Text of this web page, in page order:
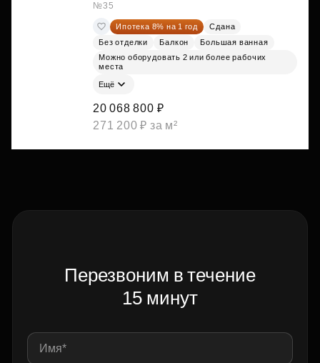
№35
Ипотека 8% на 1 год
Сдана
Без отделки
Балкон
Большая ванная
Можно оборудовать 2 или более рабочих
места
Ещё
20 068 800 ₽
271 200 ₽ за м²
Перезвоним в течение
15 минут